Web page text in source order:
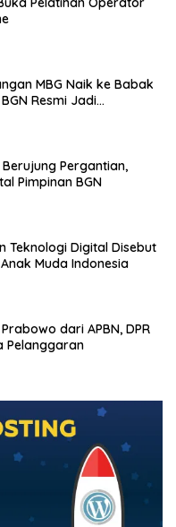
MBG Naik ke Babak
Resmi Jadi
Berujung Pergantian,
Pimpinan BGN
Teknologi Digital Disebut
Muda Indonesia
dari APBN, DPR
Pelanggaran